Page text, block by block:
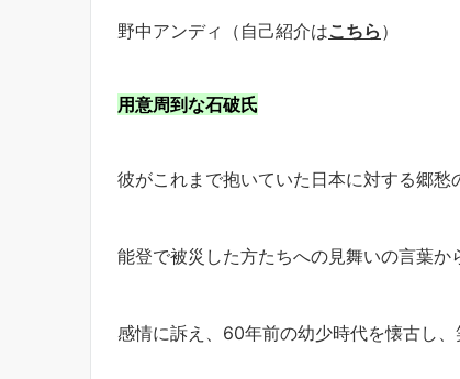
野中アンディ（自己紹介はこちら ）
用意周到な石破氏
彼がこれまで抱いていた日本に対する郷愁
能登で被災した方たちへの見舞いの言葉か
感情に訴え、60年前の幼少時代を懐古し